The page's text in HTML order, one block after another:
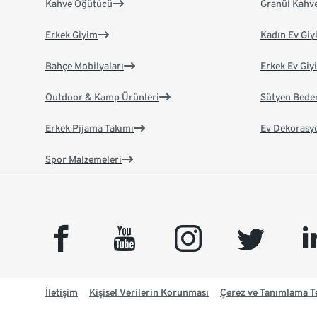
Kahve Öğütücü Granül
Erkek Giyim
Bahçe Mobilyaları
Outdoor & Kamp Ürünleri
Erkek Pijama Takımı
Spor Malzemeleri
Kadın Ev
Erkek Ev
Sütyen
Ev
facebook youtube instagram twitter
İletişim Kişisel Verilerin Korunması Çerez ve Tanımlama